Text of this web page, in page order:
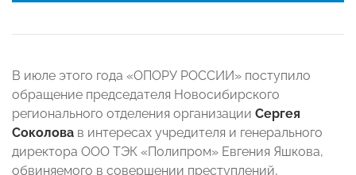
В июле этого года «ОПОРУ РОССИИ» поступило
обращение председателя Новосибирского
регионального отделения организации Сергея
Соколова в интересах учредителя и генерального
директора ООО ТЭК «Полипром» Евгения Яшкова,
обвиняемого в совершении преступлений,